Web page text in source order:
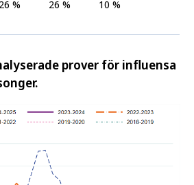
26 % 26 % 10 %
prover för influensa